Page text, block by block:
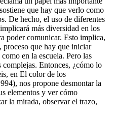
que hay que verlo como
De hecho, el uso de diferentes
más diversidad en los
poder comunicar. Esto implica,
proceso que hay que iniciar
en la escuela. Pero las
complejas. Entonces, ¿cómo lo
en El color de los
nos propone desmontar la
elementos y ver cómo
la mirada, observar el trazo,